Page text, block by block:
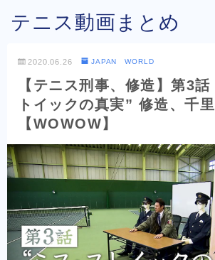
テニス動画まとめ
2020.06.26 JAPAN WORLD
【テニス刑事、修造】第3
トイックの真実” 修造、千
【WOWOW】